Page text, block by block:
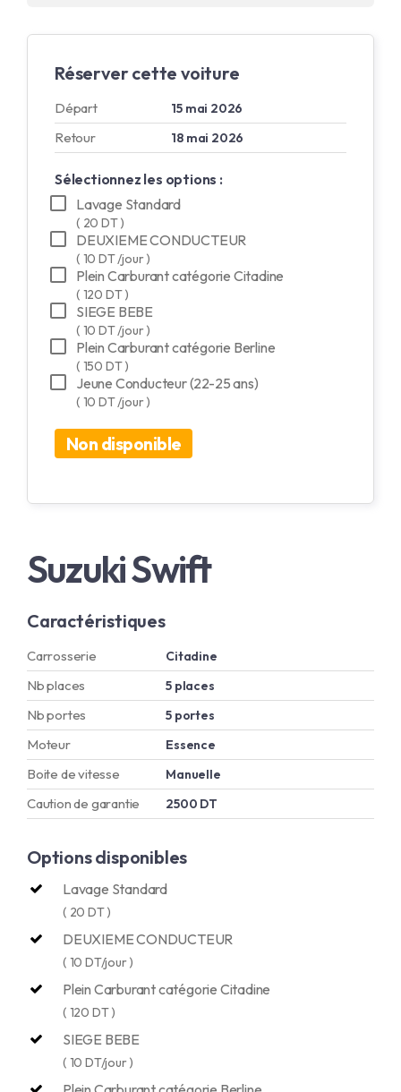
Réserver cette voiture
Départ 15 mai 2026
Retour 18 mai 2026
Sélectionnez les options :
Lavage Standard
( 20 DT )
DEUXIEME CONDUCTEUR
( 10 DT /jour )
Plein Carburant catégorie Citadine
( 120 DT )
SIEGE BEBE
( 10 DT /jour )
Plein Carburant catégorie Berline
( 150 DT )
Jeune Conducteur (22-25 ans)
( 10 DT /jour )
Non disponible
Suzuki Swift
Caractéristiques
Carrosserie Citadine
Nb places 5 places
Nb portes 5 portes
Moteur Essence
Boite de vitesse Manuelle
Caution de garantie 2500 DT
Options disponibles
Lavage Standard
( 20 DT )
DEUXIEME CONDUCTEUR
( 10 DT/jour )
Plein Carburant catégorie Citadine
( 120 DT )
SIEGE BEBE
( 10 DT/jour )